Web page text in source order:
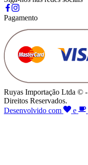
Pagamento
Ruyas Importação Ltda ©
Direitos Reservados.
Desenvolvido com
e